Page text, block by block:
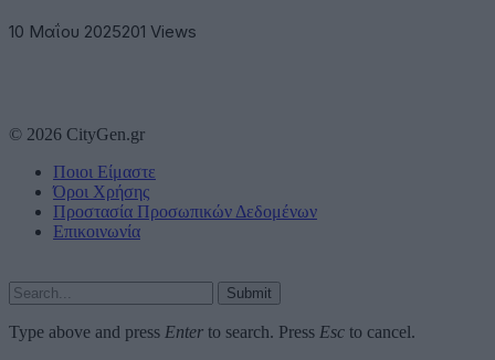
10 Μαΐου 2025201 Views
© 2026 CityGen.gr
Ποιοι Είμαστε
Όροι Χρήσης
Προστασία Προσωπικών Δεδομένων
Επικοινωνία
Submit
Type above and press Enter to search. Press Esc to cancel.